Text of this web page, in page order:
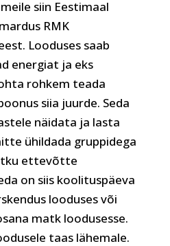
siin Eestimaal
RMK
Looduses saab
energiat ja eks
rohkem teada
siia juurde. Seda
näidata ja lasta
ühildada gruppidega
ettevõtte
on siis koolituspäeva
looduses või
matk loodusesse.
taas lähemale.